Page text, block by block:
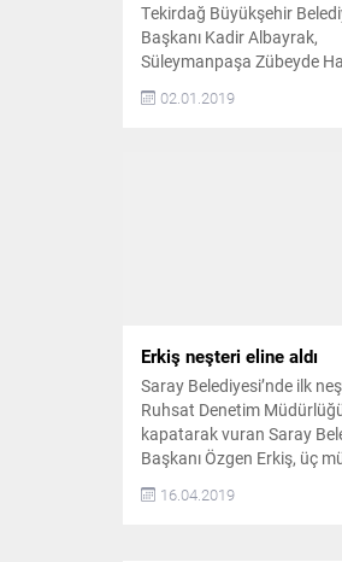
Tekirdağ Büyükşehir
Başkanı Kadir Albayrak,
Süleymanpaşa Zübeyde
Huzurevi ve Çorlu
ederek huzurevi sakinlerinin
02.01.2019
Erkiş neşteri eline aldı
Saray Belediyesi’nde ilk
Ruhsat Denetim
kapatarak vuran Saray
Başkanı Özgen Erkiş, üç
daha neşter vurdu. Başkan
Erkiş, geçtiğimiz hafta İmar,
16.04.2019